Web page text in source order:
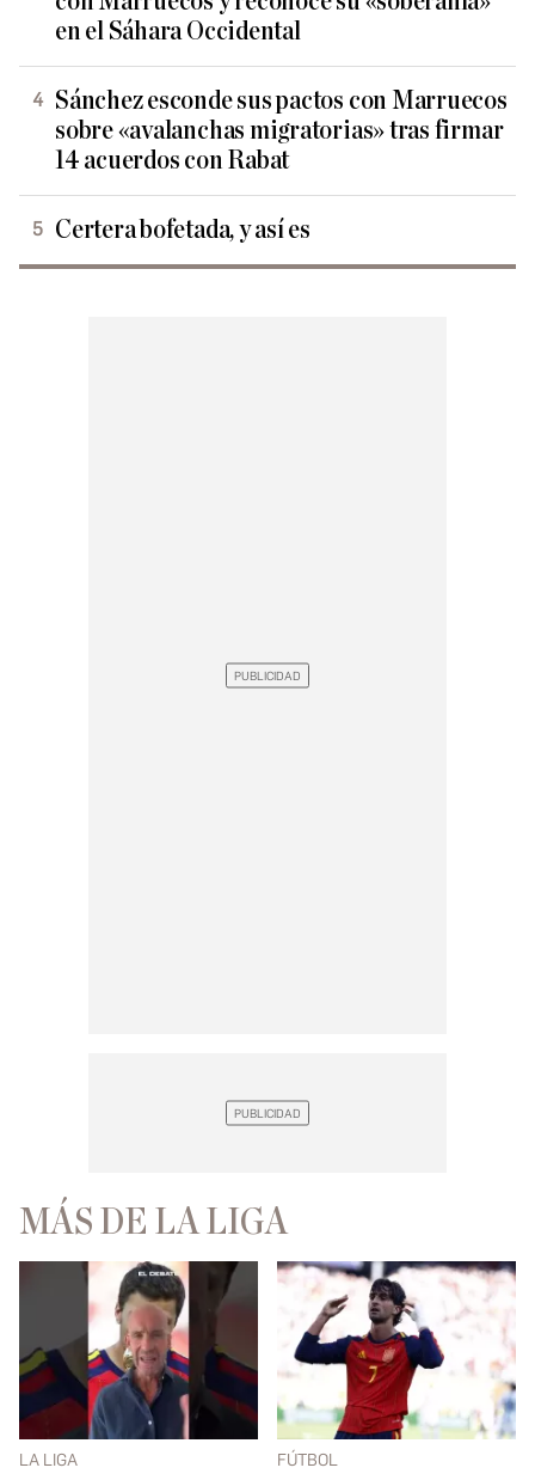
en el Sáhara Occidental
Sánchez esconde sus pactos con Marruecos
sobre «avalanchas migratorias» tras firmar
14 acuerdos con Rabat
Certera bofetada, y así es
MÁS DE LA LIGA
LA LIGA FÚTBOL